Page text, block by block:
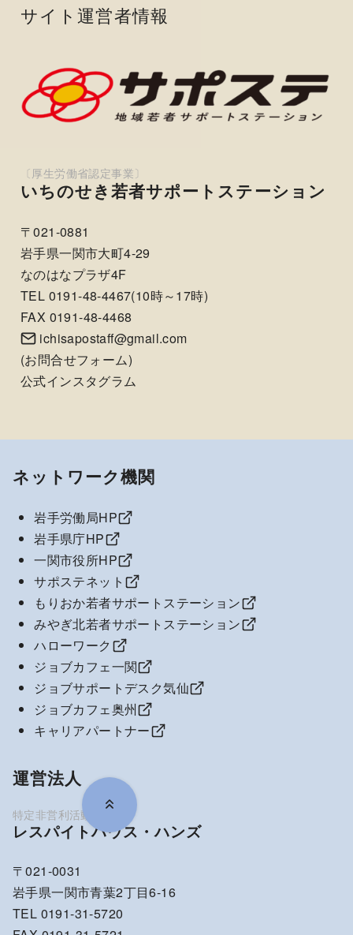
サイト運営者情報
いちのせき若者サポートステーション
〒021-0881
岩手県一関市大町4-29
なのはなプラザ4F
TEL 0191-48-4467(10時～17時)
FAX 0191-48-4468
ichisapostaff@gmail.com
(お問合せフォーム)
公式インスタグラム
ネットワーク機関
岩手労働局HP
岩手県庁HP
一関市役所HP
サポステネット
もりおか若者サポートステーション
みやぎ北若者サポートステーション
ハローワーク
ジョブカフェ一関
ジョブサポートデスク気仙
ジョブカフェ奥州
キャリアパートナー
運営法人
レスパイトハウス・ハンズ
〒021-0031
岩手県一関市青葉2丁目6-16
TEL 0191-31-5720